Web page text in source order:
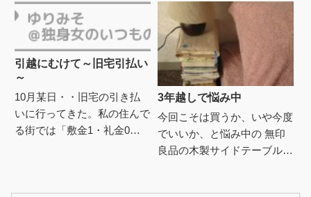
宣言が延長されたし、7月に
はコロナウイルスワクチン
を...
事ぐらいしか覚えてなかった
りする(;^ω^)でもがんの...
引越にむけて～旧宅引払い
～
10月某日・・旧宅の引き払
いに行ってきた。私の住んで
る街では「敷金1・礼金0」
3年越しで悩み中
今回こそは買うか、いや今度
でいいか、と悩み中の 無印
良品の木製サイドテーブルベ